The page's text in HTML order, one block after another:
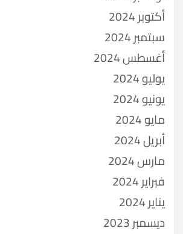
أكتوبر 2024
سبتمبر 2024
أغسطس 2024
يوليو 2024
يونيو 2024
مايو 2024
أبريل 2024
مارس 2024
فبراير 2024
يناير 2024
ديسمبر 2023